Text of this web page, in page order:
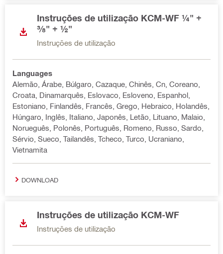
Instruções de utilização KCM-WF ¼" +
⅜" + ½"
Instruções de utilização
Languages
Alemão, Árabe, Búlgaro, Cazaque, Chinês, Cn, Coreano,
Croata, Dinamarquês, Eslovaco, Esloveno, Espanhol,
Estoniano, Finlandês, Francês, Grego, Hebraico, Holandês,
Húngaro, Inglês, Italiano, Japonês, Letão, Lituano, Malaio,
Norueguês, Polonês, Português, Romeno, Russo, Sardo,
Sérvio, Sueco, Tailandês, Tcheco, Turco, Ucraniano,
Vietnamita
DOWNLOAD
Instruções de utilização KCM-WF
Instruções de utilização